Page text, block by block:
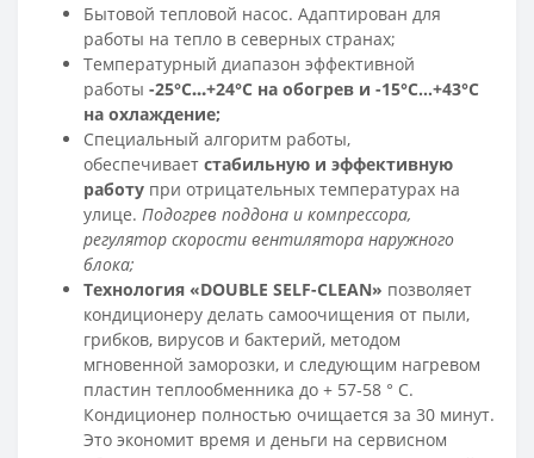
Бытовой тепловой насос. Адаптирован для
работы на тепло в северных странах;
Температурный диапазон эффективной
работы -25°C…+24°C на обогрев и -15°C…+43°C
на охлаждение;
Специальный алгоритм работы,
обеспечивает стабильную и эффективную
работу при отрицательных температурах на
улице. Подогрев поддона и компрессора,
регулятор скорости вентилятора наружного
блока;
Технология «DOUBLE SELF-CLEAN» позволяет
кондиционеру делать самоочищения от пыли,
грибков, вирусов и бактерий, методом
мгновенной заморозки, и следующим нагревом
пластин теплообменника до + 57-58 ° C.
Кондиционер полностью очищается за 30 минут.
Это экономит время и деньги на сервисном